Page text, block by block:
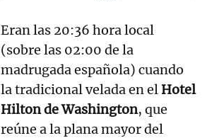
Eran las 20:36 hora local
(sobre las 02:00 de la
madrugada española) cuando
la tradicional velada en el Hotel
Hilton de Washington, que
reúne a la plana mayor del